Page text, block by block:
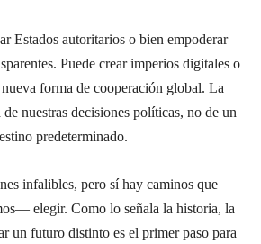
Estados autoritarios o bien empoderar
Puede crear imperios digitales o
forma de cooperación global. La
nuestras decisiones políticas, no de un
predeterminado.
infalibles, pero sí hay caminos que
elegir. Como lo señala la historia, la
un futuro distinto es el primer paso para